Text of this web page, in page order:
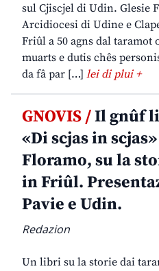
sul Cjiscjel di Udin. Glesie
Arcidiocesi di Udine e
Friûl a 50 agns dal
muarts e dutis chês
da fâ par […] lei di plui +
GNOVIS /Il gnûf
«Di scjas in
Floramo, su la
in Friûl.
Pavie e Udin.
Redazion
Un libri su la storie dai